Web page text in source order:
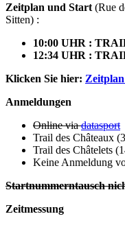
Zeitplan und Start (Rue
Sitten) :
10:00 UHR :
12:34 UHR :
Klicken Sie hier:
Anmeldungen
Online viadatasport
Trail des Châteaux
Trail des Châtelets
Keine Anmeldung
Startnummerntausch
Zeitmessung